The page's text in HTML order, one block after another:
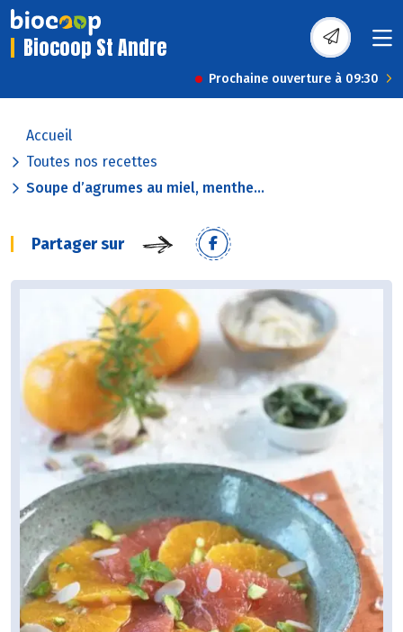
Biocoop St Andre
Prochaine ouverture à 09:30
Accueil
Toutes nos recettes
Soupe d’agrumes au miel, menthe...
Partager sur